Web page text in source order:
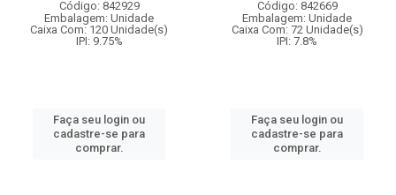
Código: 842929
Embalagem: Unidade
Caixa Com: 120 Unidade(s)
IPI: 9.75%
Faça seu login ou
cadastre-se para
comprar.
Código: 842669
Embalagem: Unidade
Caixa Com: 72 Unidade(s)
IPI: 7.8%
Faça seu login ou
cadastre-se para
comprar.